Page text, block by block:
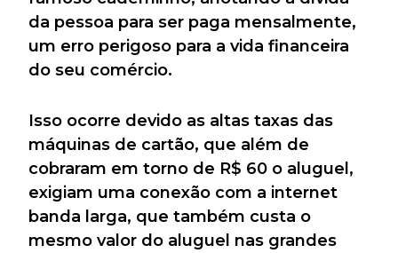
da pessoa para ser paga mensalmente,
um erro perigoso para a vida financeira
do seu comércio.
Isso ocorre devido as altas taxas das
máquinas de cartão, que além de
cobraram em torno de R$ 60 o aluguel,
exigiam uma conexão com a internet
banda larga, que também custa o
mesmo valor do aluguel nas grandes